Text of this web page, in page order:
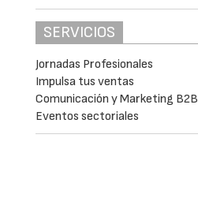
SERVICIOS
Jornadas Profesionales
Impulsa tus ventas
Comunicación y Marketing B2B
Eventos sectoriales